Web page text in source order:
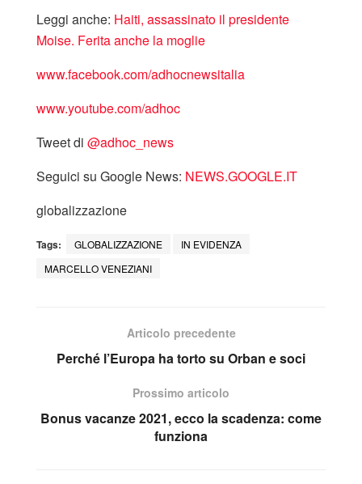
Leggi anche: Haiti, assassinato il presidente
Moise. Ferita anche la moglie
www.facebook.com/adhocnewsitalia
www.youtube.com/adhoc
Tweet di ‎@adhoc_news
Seguici su Google News: NEWS.GOOGLE.IT
globalizzazione
Tags: GLOBALIZZAZIONE
IN EVIDENZA
MARCELLO VENEZIANI
Articolo precedente
Perché l’Europa ha torto su Orban e soci
Prossimo articolo
Bonus vacanze 2021, ecco la scadenza: come
funziona